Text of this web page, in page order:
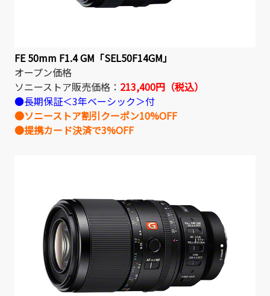
FE 50mm F1.4 GM「SEL50F14GM」
オープン価格
ソニーストア販売価格： 213,400円（税込）
●長期保証＜3年ベーシック＞付
●ソニーストア割引クーポン10%OFF
●提携カード決済で3%OFF